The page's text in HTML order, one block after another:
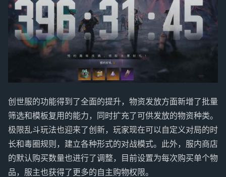
创世服的功能得到了全面的提升，物资发放方面新增了批量
筛选和模板复用的能力，同时扩充了可供发放的物资种类。
极限乱斗玩法也迎来了创新，玩家现在可以自定义对局的时
长和毒圈规则，建立各种形式的对战模式。此外，服内商店
的默认购买数量也进行了调整，目前设置为每次购买单个物
品，服主也获得了更多的自主购物权限。